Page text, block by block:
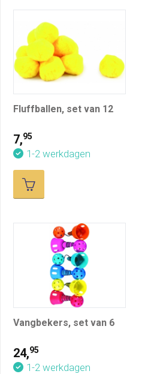
Fluffballen, set van 12
7,95
1-2 werkdagen
Vangbekers, set van 6
24,95
1-2 werkdagen